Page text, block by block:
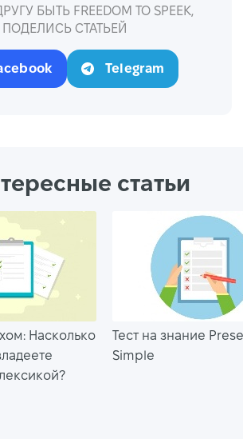
БЫТЬ FREEDOM TO SPEEK,
ПОДЕЛИСЬ СТАТЬЕЙ
Telegram
статьи
Насколько
Тест на знание
Simple